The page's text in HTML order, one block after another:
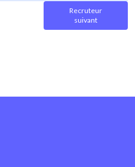
Recruteur
suivant